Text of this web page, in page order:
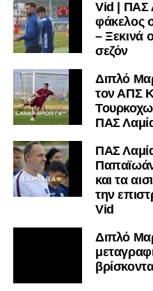
μαθαίνετε σε χρόνο dt όλα
Vid | ΠΑΣ
φάκελος
– Ξεκινά
σεζόν
Διπλό
τον ΑΠΣ
ΠΑΣ
ΠΑΣ
και τα
την
Vid
Διπλό